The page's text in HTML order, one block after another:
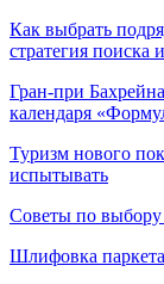
Как выбрать
стратегия поиска
Гран-при
календаря
Туризм нового
испытывать
Советы по выбору
Шлифовка